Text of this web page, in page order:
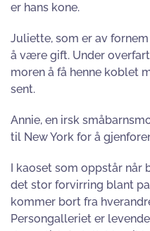
er hans kone.
Juliette, som er av
å være gift. Under
moren å få henne koblet
sent.
Annie, en irsk
til New York for å
I kaoset som oppstår når
det stor forvirring blant
kommer bort fra
Persongalleriet er